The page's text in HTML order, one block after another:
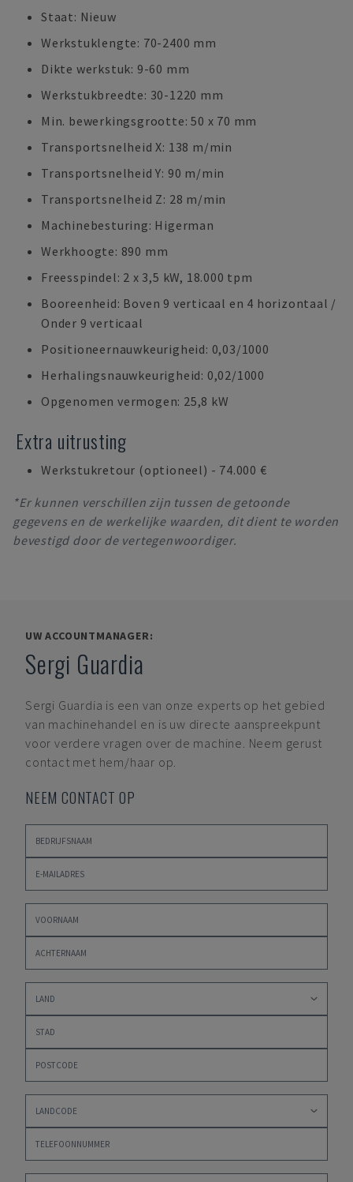
Staat: Nieuw
Werkstuklengte: 70-2400 mm
Dikte werkstuk: 9-60 mm
Werkstukbreedte: 30-1220 mm
Min. bewerkingsgrootte: 50 x 70 mm
Transportsnelheid X: 138 m/min
Transportsnelheid Y: 90 m/min
Transportsnelheid Z: 28 m/min
Machinebesturing: Higerman
Werkhoogte: 890 mm
Freesspindel: 2 x 3,5 kW, 18.000 tpm
Booreenheid: Boven 9 verticaal en 4 horizontaal /
Onder 9 verticaal
Positioneernauwkeurigheid: 0,03/1000
Herhalingsnauwkeurigheid: 0,02/1000
Opgenomen vermogen: 25,8 kW
Extra uitrusting
Werkstukretour (optioneel) - 74.000 €
*Er kunnen verschillen zijn tussen de getoonde
gegevens en de werkelijke waarden, dit dient te worden
bevestigd door de vertegenwoordiger.
UW ACCOUNTMANAGER:
Sergi Guardia
Sergi Guardia is een van onze experts op het gebied
van machinehandel en is uw directe aanspreekpunt
voor verdere vragen over de machine. Neem gerust
contact met hem/haar op.
NEEM CONTACT OP